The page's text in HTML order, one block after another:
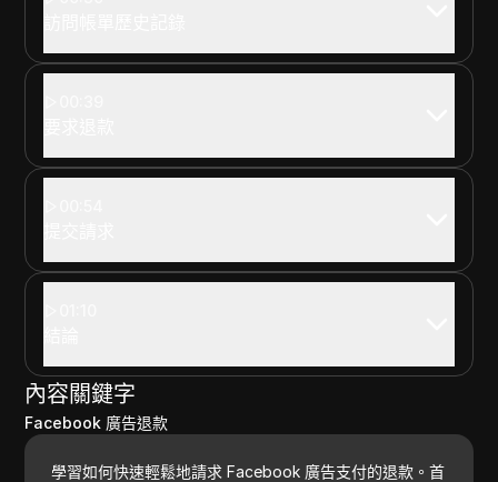
內容關鍵字
Facebook 廣告退款
學習如何快速輕鬆地請求 Facebook 廣告支付的退款。首